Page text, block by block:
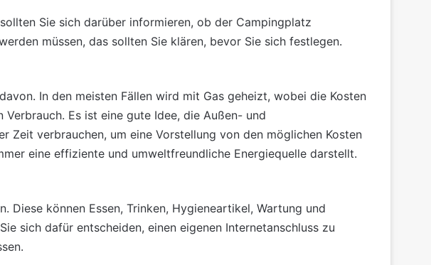
Sie sich darüber informieren, ob der Campingplatz
müssen, das sollten Sie klären, bevor Sie sich festlegen.
In den meisten Fällen wird mit Gas geheizt, wobei die Kosten
Es ist eine gute Idee, die Außen- und
Zeit verbrauchen, um eine Vorstellung von den möglichen Kosten
eine effiziente und umweltfreundliche Energiequelle darstellt.
Diese können Essen, Trinken, Hygieneartikel, Wartung und
sich dafür entscheiden, einen eigenen Internetanschluss zu